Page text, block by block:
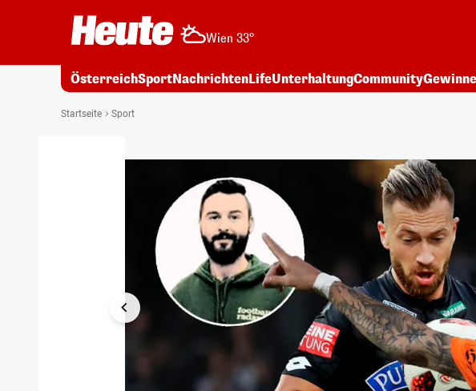
Wien 33°
ÖsterreichSportNachrichtenLifeUnterhaltungCommunity
Startseite Sport